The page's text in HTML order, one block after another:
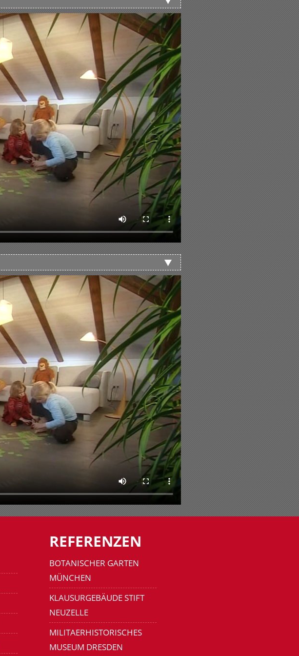
REFERENZEN
BOTANISCHER GARTEN
MÜNCHEN
KLAUSURGEBÄUDE STIFT
NEUZELLE
MILITAERHISTORISCHES
MUSEUM DRESDEN